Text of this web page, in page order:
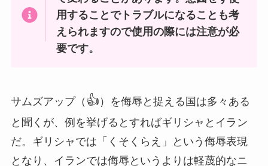
用することでトラブルになることも考
えられますので使用の際には注意が必
要です。
サムズアップ（ 👍 ）を侮辱と捉える国は多々ある
と聞くが、例を挙げるとすればギリシャとイラン
だ。ギリシャでは「くそくらえ」という侮辱表現
となり、イランでは侮辱というよりは軽蔑的なニ